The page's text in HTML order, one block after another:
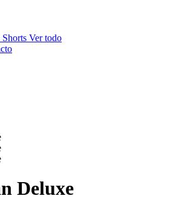
Shorts Ver todo
Deluxe